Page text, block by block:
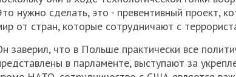
нужно сделать, это - превентивный проект,
от стран, которые сотрудничают с
заверил, что в Польше практически все
в парламенте, выступают за